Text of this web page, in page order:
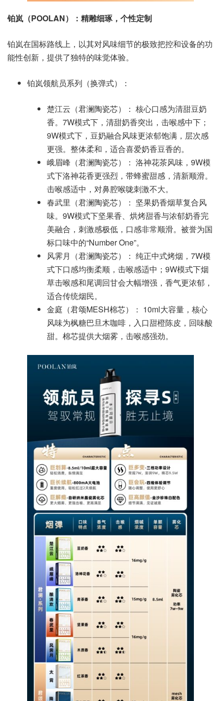
铂岚（POOLAN）：精雕细琢，个性定制
铂岚在国标路线上，以其对风味细节的极致把控和设备的功
能性创新，提供了独特的味觉体验。
铂岚领航员系列（换弹式）：
楚江云（君澜陶瓷芯）： 核心口感为清甜豆奶
香。7W模式下，清甜奶香突出，击喉感中下；
9W模式下，豆奶融合风味更浓郁饱满，层次感
更强。整体柔和，适合喜爱奶香豆香的。
峨眉峰（君澜陶瓷芯）： 洛神花茶风味，9W模
式下洛神花香更强烈，带蜂蜜甜感，清新顺滑。
击喉感适中，对鼻腔喉咙刺激不大。
春武里（君澜陶瓷芯）： 坚果奶香烟草复合风
味。9W模式下坚果香、烘烤甜香与浓郁奶香完
美融合，刺激感极低，口感非常顺滑。被誉为国
标口味中的“Number One”。
风霁月（君澜陶瓷芯）： 纯正中式烤烟，7W模
式下口感均衡柔顺，击喉感适中；9W模式下烟
草击喉感和尾调回甘会大幅增强，香气更浓郁，
适合传统烟民。
金庭（君颂MESH棉芯）： 10ml大容量，核心
风味为枫糖巴旦木咖啡，入口甜橙陈皮，回味酸
甜。棉芯提供大烟雾，击喉感强劲。